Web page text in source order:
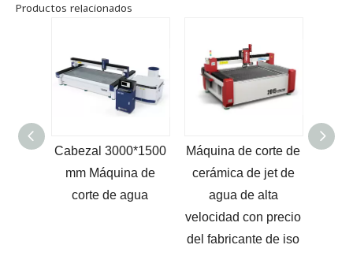
Productos relacionados
Agua
Cabezal 3000*1500
mm Máquina de
corte de agua
Máquina de corte de
cerámica de jet de
agua de alta
velocidad con precio
del fabricante de iso